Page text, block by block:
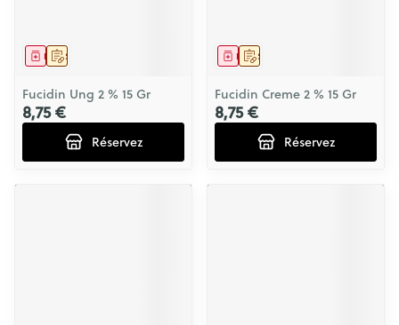
Sur prescription
Médicament
Fucidin Ung 2 % 15 Gr
8,75 €
Réservez
Sur prescription
Médicament
Fucidin Creme 2 % 15 Gr
8,75 €
Réservez